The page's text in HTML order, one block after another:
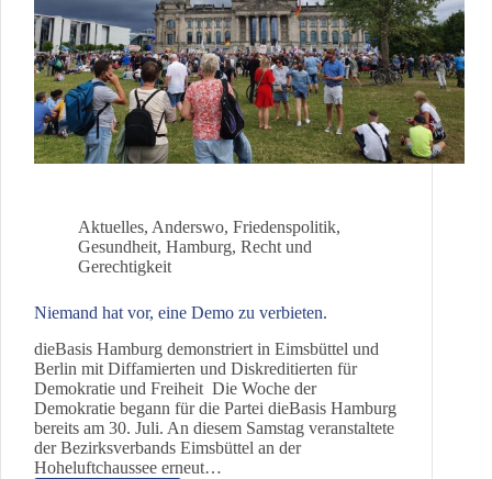
Aktuelles, Anderswo, Friedenspolitik,
Gesundheit, Hamburg, Recht und
Gerechtigkeit
Niemand hat vor, eine Demo zu verbieten.
dieBasis Hamburg demonstriert in Eimsbüttel und
Berlin mit Diffamierten und Diskreditierten für
Demokratie und Freiheit Die Woche der
Demokratie begann für die Partei dieBasis Hamburg
bereits am 30. Juli. An diesem Samstag veranstaltete
der Bezirksverbands Eimsbüttel an der
Hoheluftchaussee erneut…